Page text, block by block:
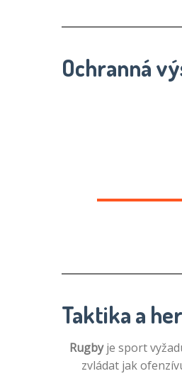
Ochranná
Taktika a
Rugbyje sport
zvládat jak